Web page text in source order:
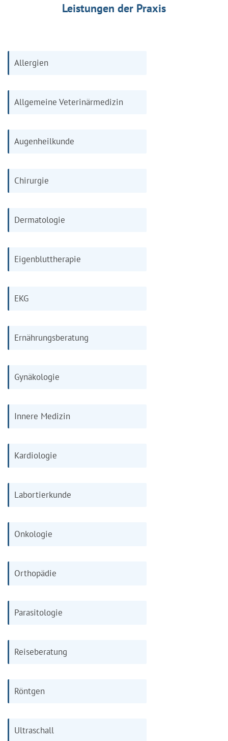
Leistungen der Praxis
Allergien
Allgemeine Veterinärmedizin
Augenheilkunde
Chirurgie
Dermatologie
Eigenbluttherapie
EKG
Ernährungsberatung
Gynäkologie
Innere Medizin
Kardiologie
Labortierkunde
Onkologie
Orthopädie
Parasitologie
Reiseberatung
Röntgen
Ultraschall